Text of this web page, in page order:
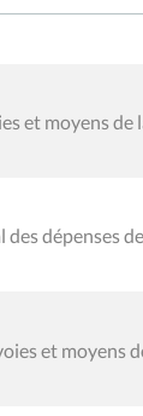
et moyens
dépenses
et moyens